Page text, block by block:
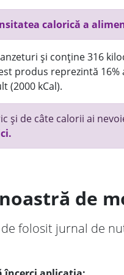
calorică a
și conține 316
produs reprezintă
(2000 kCal).
și de câte calorii ai
de
folosit jurnal de